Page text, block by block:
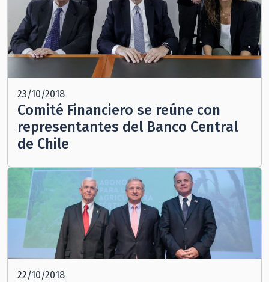
23/10/2018
Comité Financiero se reúne con
representantes del Banco Central
de Chile
22/10/2018